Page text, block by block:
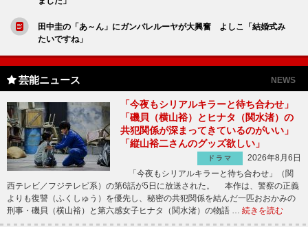
田中圭の「あ～ん」にガンバレルーヤが大興奮 よしこ「結婚式み
たいですね」
芸能ニュース NEWS
「今夜もシリアルキラーと待ち合わせ」
「磯貝（横山裕）とヒナタ（関水渚）の
共犯関係が深まってきているのがいい」
「縦山裕二さんのグッズ欲しい」
ドラマ
2026年8月6日
「今夜もシリアルキラーと待ち合わせ」（関
西テレビ／フジテレビ系）の第6話が5日に放送された。 本作は、警察の正義
よりも復讐（ふくしゅう）を優先し、秘密の共犯関係を結んだ一匹おおかみの
刑事・磯貝（横山裕）と第六感女子ヒナタ（関水渚）の物語 … 続きを読む